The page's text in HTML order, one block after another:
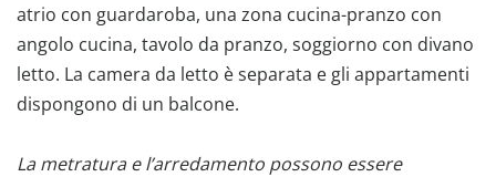
atrio con guardaroba, una zona cucina-pranzo con
angolo cucina, tavolo da pranzo, soggiorno con divano
letto. La camera da letto è separata e gli appartamenti
dispongono di un balcone.
La metratura e l’arredamento possono essere